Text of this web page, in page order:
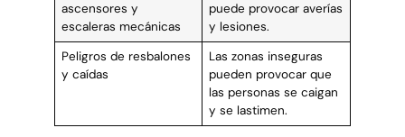
ascensores y
escaleras mecánicas
puede provocar averías
y lesiones.
Peligros de resbalones
y caídas
Las zonas inseguras
pueden provocar que
las personas se caigan
y se lastimen.